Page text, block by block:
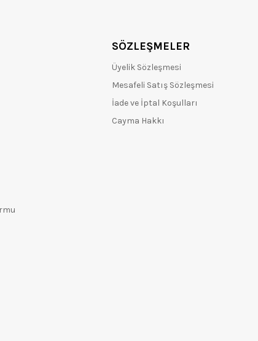
SÖZLEŞMELER
Üyelik Sözleşmesi
Mesafeli Satış Sözleşmesi
İade ve İptal Koşulları
Cayma Hakkı